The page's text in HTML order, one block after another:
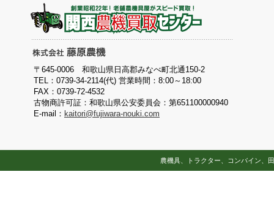
〒645-0006 和歌山県日高郡みなべ町北通150-2
TEL：0739-34-2114(代) 営業時間：8:00～18:00
FAX：0739-72-4532
古物商許可証：和歌山県公安委員会：第651100000940
E-mail： kaitori@fujiwara-nouki.com
農機具、トラクター、コンバイン、